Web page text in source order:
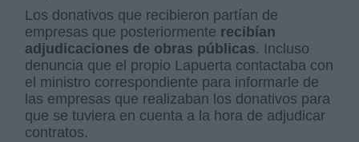
Los donativos que recibieron partían de
empresas que posteriormente recibían
adjudicaciones de obras públicas. Incluso
denuncia que el propio Lapuerta contactaba con
el ministro correspondiente para informarle de
las empresas que realizaban los donativos para
que se tuviera en cuenta a la hora de adjudicar
contratos.